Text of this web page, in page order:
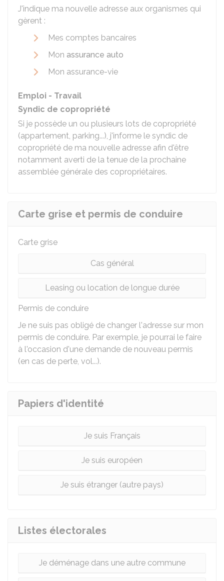
J'indique ma nouvelle adresse aux organismes qui
gèrent :
Mes comptes bancaires
Mon assurance auto
Mon assurance-vie
Emploi - Travail
Syndic de copropriété
Si je possède un ou plusieurs lots de copropriété
(appartement, parking...), j'informe le syndic de
copropriété de ma nouvelle adresse afin d'être
notamment averti de la tenue de la prochaine
assemblée générale des copropriétaires.
Carte grise et permis de conduire
Carte grise
Cas général
Leasing ou location de longue durée
Permis de conduire
Je ne suis pas obligé de changer l'adresse sur mon
permis de conduire. Par exemple, je pourrai le faire
à l'occasion d'une demande de nouveau permis
(en cas de perte, vol...).
Papiers d'identité
Je suis Français
Je suis européen
Je suis étranger (autre pays)
Listes électorales
Je déménage dans une autre commune